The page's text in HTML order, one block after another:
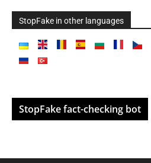
StopFake in other languages
StopFake fact-checking bot